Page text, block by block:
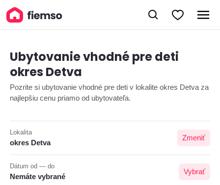
Ubytovanie vhodné pre deti
okres Detva
Pozrite si ubytovanie vhodné pre deti v lokalite okres Detva za
najlepšiu cenu priamo od ubytovateľa.
Lokalita
okres Detva
Zmeniť
Dátum od — do
Nemáte vybrané
Vybrať